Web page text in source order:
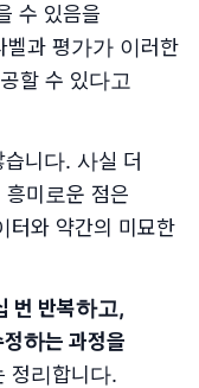
수 있음을
벨과 평가가 이러한
할 수 있다고
니다. 사실 더
미로운 점은
터와 약간의 미묘한
번 반복하고,
하는 과정을
정리합니다.